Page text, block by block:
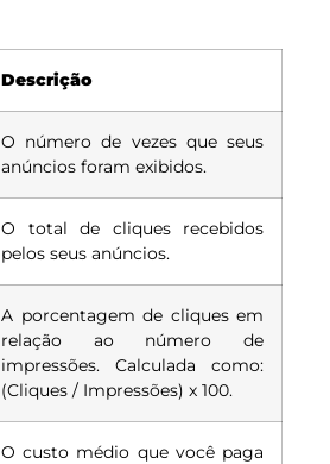
Descrição
O número de vezes que seus
anúncios foram exibidos.
O total de cliques recebidos
pelos seus anúncios.
A porcentagem de cliques em
relação ao número de
impressões. Calculada como:
(Cliques / Impressões) x 100.
O custo médio que você paga